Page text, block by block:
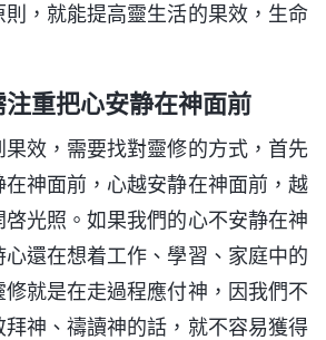
，就能提高靈生活的果效，生命
重把心安静在神面前
果效，需要找對靈修的方式，首先
神面前，心越安静在神面前，越
光照。如果我們的心不安静在神
還在想着工作、學習、家庭中的
就是在走過程應付神，因我們不
神、禱讀神的話，就不容易獲得